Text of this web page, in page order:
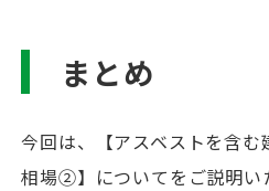
まとめ
今回は、【アスベストを含
相場②】についてをご説明い